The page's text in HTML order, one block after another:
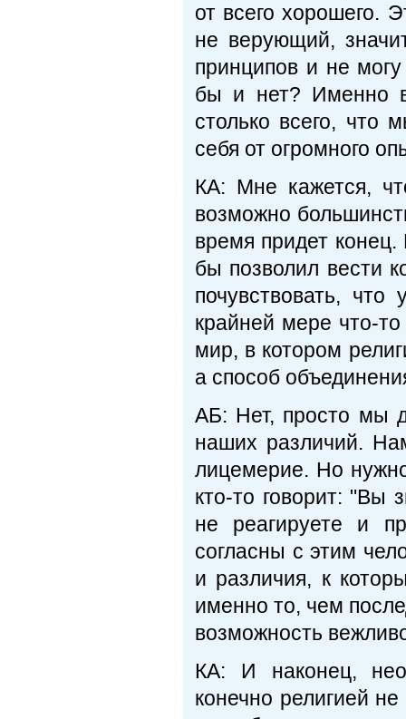
от всего хорошего.
не верующий,
принципов и не
бы и нет? Именно
столько всего, что
себя от огромного
КА: Мне кажется,
возможно
время придет
бы позволил вести
почувствовать,
крайней мере что-
мир, в котором
а способ
АБ: Нет, просто мы
наших различий.
лицемерие. Но
кто-то говорит: "Вы
не реагируете и
согласны с этим
и различия, к
именно то, чем
возможность
КА: И наконец,
конечно религией